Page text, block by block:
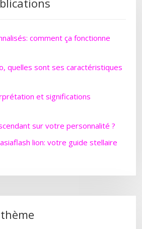
comment ça fonctionne
quelles sont ses caractéristiques
et significations
sur votre personnalité ?
lion: votre guide stellaire